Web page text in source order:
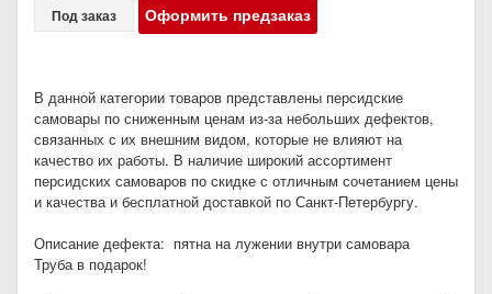
Под заказ Оформить предзаказ
В данной категории товаров представлены персидские
самовары по сниженным ценам из-за небольших дефектов,
связанных с их внешним видом, которые не влияют на
качество их работы. В наличие широкий ассортимент
персидских самоваров по скидке с отличным сочетанием цены
и качества и бесплатной доставкой по Санкт-Петербургу.
Описание дефекта: пятна на лужении внутри самовара
Труба в подарок!